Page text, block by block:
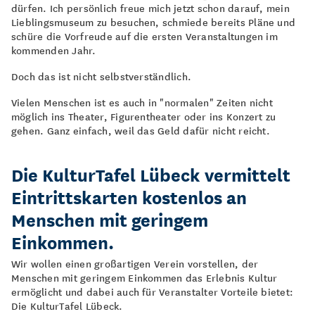
dürfen. Ich persönlich freue mich jetzt schon darauf, mein
Lieblingsmuseum zu besuchen, schmiede bereits Pläne und
schüre die Vorfreude auf die ersten Veranstaltungen im
kommenden Jahr.
Doch das ist nicht selbstverständlich.
Vielen Menschen ist es auch in "normalen" Zeiten nicht
möglich ins Theater, Figurentheater oder ins Konzert zu
gehen. Ganz einfach, weil das Geld dafür nicht reicht.
Die KulturTafel Lübeck vermittelt
Eintrittskarten kostenlos an
Menschen mit geringem
Einkommen.
Wir wollen einen großartigen Verein vorstellen, der
Menschen mit geringem Einkommen das Erlebnis Kultur
ermöglicht und dabei auch für Veranstalter Vorteile bietet:
Die KulturTafel Lübeck.